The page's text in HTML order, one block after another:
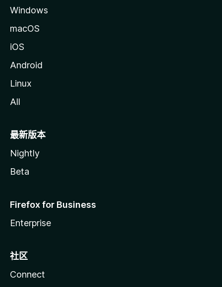
Windows
macOS
iOS
Android
Linux
All
最新版本
Nightly
Beta
Firefox for Business
Enterprise
社区
Connect